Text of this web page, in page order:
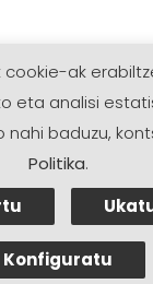
eta
ak
eta analisi
nahi baduzu,
Politika.
Konfiguratu